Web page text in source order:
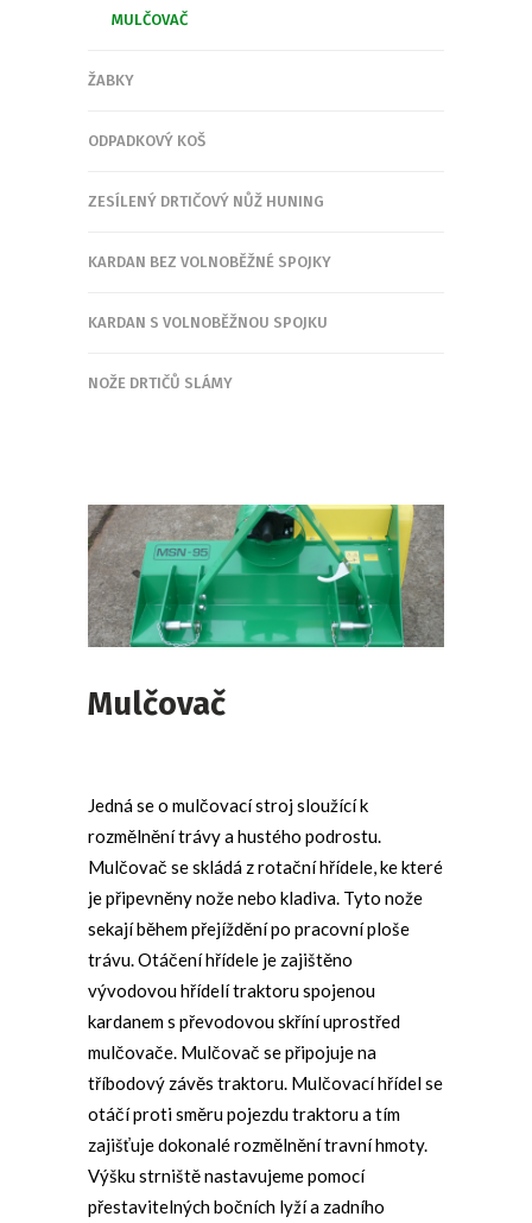
MULČOVAČ
ŽABKY
ODPADKOVÝ KOŠ
ZESÍLENÝ DRTIČOVÝ NŮŽ HUNING
KARDAN BEZ VOLNOBĚŽNÉ SPOJKY
KARDAN S VOLNOBĚŽNOU SPOJKU
NOŽE DRTIČŮ SLÁMY
Mulčovač
Jedná se o mulčovací stroj sloužící k
rozmělnění trávy a hustého podrostu.
Mulčovač se skládá z rotační hřídele, ke které
je připevněny nože nebo kladiva. Tyto nože
sekají během přejíždění po pracovní ploše
trávu. Otáčení hřídele je zajištěno
vývodovou hřídelí traktoru spojenou
kardanem s převodovou skříní uprostřed
mulčovače. Mulčovač se připojuje na
tříbodový závěs traktoru. Mulčovací hřídel se
otáčí proti směru pojezdu traktoru a tím
zajišťuje dokonalé rozmělnění travní hmoty.
Výšku strniště nastavujeme pomocí
přestavitelných bočních lyží a zadního